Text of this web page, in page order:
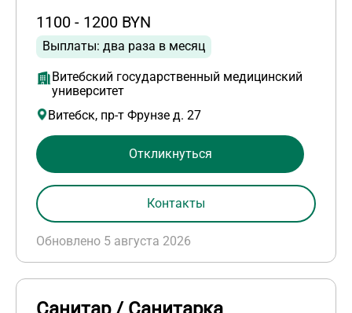
1100 - 1200 BYN
Выплаты: два раза в месяц
Витебский государственный медицинский
университет
Витебск, пр-т Фрунзе д. 27
Обновлено 5 августа 2026
Откликнуться
Контакты